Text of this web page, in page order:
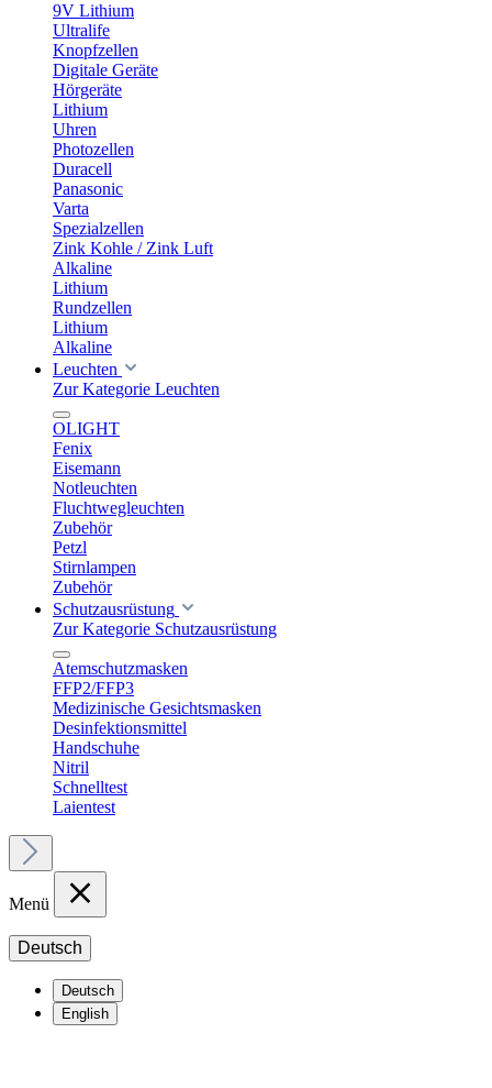
9V Lithium
Ultralife
Knopfzellen
Digitale Geräte
Hörgeräte
Lithium
Uhren
Photozellen
Duracell
Panasonic
Varta
Spezialzellen
Zink Kohle / Zink Luft
Alkaline
Lithium
Rundzellen
Lithium
Alkaline
Leuchten
Zur Kategorie Leuchten
OLIGHT
Fenix
Eisemann
Notleuchten
Fluchtwegleuchten
Zubehör
Petzl
Stirnlampen
Zubehör
Schutzausrüstung
Zur Kategorie Schutzausrüstung
Atemschutzmasken
FFP2/FFP3
Medizinische Gesichtsmasken
Desinfektionsmittel
Handschuhe
Nitril
Schnelltest
Laientest
Menü
Deutsch
Deutsch
English